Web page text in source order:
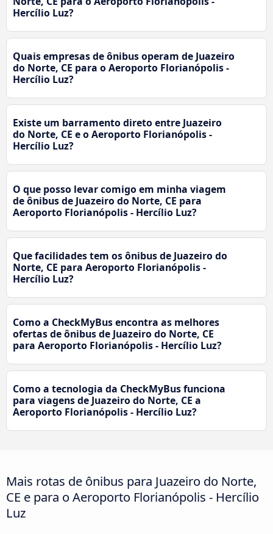
Hercílio Luz?
Quais empresas de ônibus operam de Juazeiro
do Norte, CE para o Aeroporto Florianópolis -
Hercílio Luz?
Existe um barramento direto entre Juazeiro
do Norte, CE e o Aeroporto Florianópolis -
Hercílio Luz?
O que posso levar comigo em minha viagem
de ônibus de Juazeiro do Norte, CE para
Aeroporto Florianópolis - Hercílio Luz?
Que facilidades tem os ônibus de Juazeiro do
Norte, CE para Aeroporto Florianópolis -
Hercílio Luz?
Como a CheckMyBus encontra as melhores
ofertas de ônibus de Juazeiro do Norte, CE
para Aeroporto Florianópolis - Hercílio Luz?
Como a tecnologia da CheckMyBus funciona
para viagens de Juazeiro do Norte, CE a
Aeroporto Florianópolis - Hercílio Luz?
Mais rotas de ônibus para Juazeiro do Norte,
CE e para o Aeroporto Florianópolis - Hercílio
Luz